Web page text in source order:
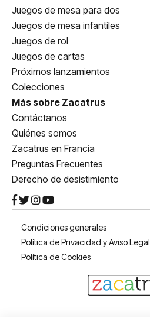
Juegos de mesa para dos
Juegos de mesa infantiles
Juegos de rol
Juegos de cartas
Próximos lanzamientos
Colecciones
Más sobre Zacatrus
Contáctanos
Quiénes somos
Zacatrus en Francia
Preguntas Frecuentes
Derecho de desistimiento
Condiciones generales
Política de Privacidad y Aviso Legal
Política de Cookies